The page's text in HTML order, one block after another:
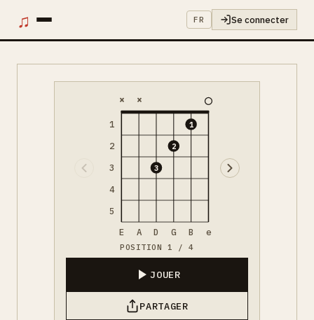
♫ FR Se connecter
1
2
3
4
5
× ×
3
2
1
E A D G B e
POSITION 1 / 4
JOUER
PARTAGER